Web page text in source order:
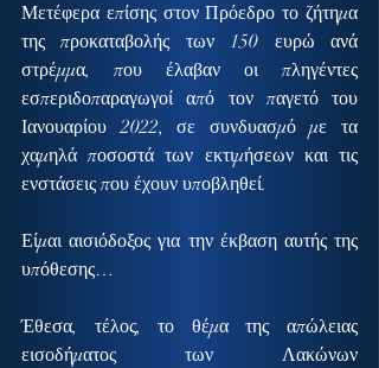
Μετέφερα επίσης στον Πρόεδρο το ζήτημα
της προκαταβολής των 150 ευρώ ανά
στρέμμα, που έλαβαν οι πληγέντες
εσπεριδοπαραγωγοί από τον παγετό του
Ιανουαρίου 2022, σε συνδυασμό με τα
χαμηλά ποσοστά των εκτιμήσεων και τις
ενστάσεις που έχουν υποβληθεί.
Είμαι αισιόδοξος για την έκβαση αυτής της
υπόθεσης…
Έθεσα, τέλος, το θέμα της απώλειας
εισοδήματος των Λακώνων